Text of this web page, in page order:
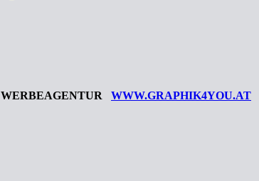
WERBEAGENTUR WWW.GRAPHIK4YOU.AT